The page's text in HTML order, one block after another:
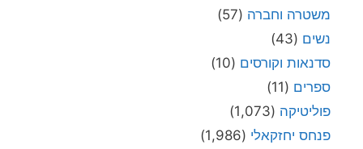
משטרה וחברה (57)
נשים (43)
סדנאות וקורסים (10)
ספרים (11)
פוליטיקה (1,073)
פנחס יחזקאלי (1,986)